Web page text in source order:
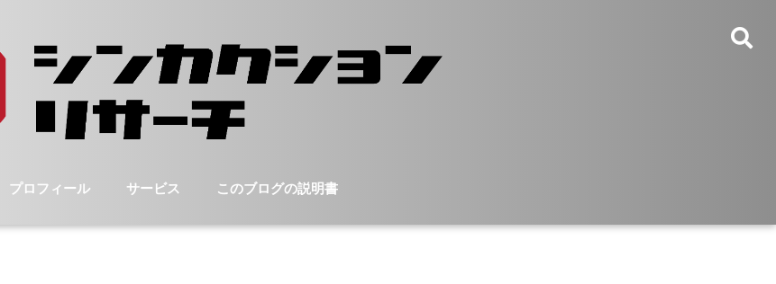
プロフィール サービス このブログの説明書